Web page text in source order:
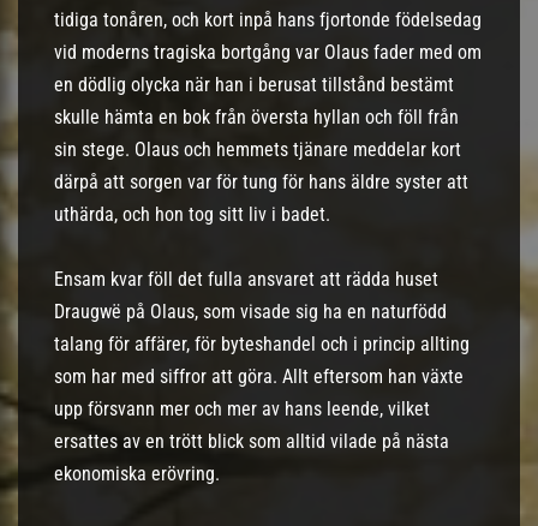
tidiga tonåren, och kort inpå hans fjortonde födelsedag
vid moderns tragiska bortgång var Olaus fader med om
en dödlig olycka när han i berusat tillstånd bestämt
skulle hämta en bok från översta hyllan och föll från
sin stege. Olaus och hemmets tjänare meddelar kort
därpå att sorgen var för tung för hans äldre syster att
uthärda, och hon tog sitt liv i badet.
Ensam kvar föll det fulla ansvaret att rädda huset
Draugwë på Olaus, som visade sig ha en naturfödd
talang för affärer, för byteshandel och i princip allting
som har med siffror att göra. Allt eftersom han växte
upp försvann mer och mer av hans leende, vilket
ersattes av en trött blick som alltid vilade på nästa
ekonomiska erövring.